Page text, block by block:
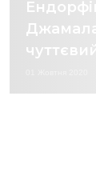
Джамала
чуттєвий